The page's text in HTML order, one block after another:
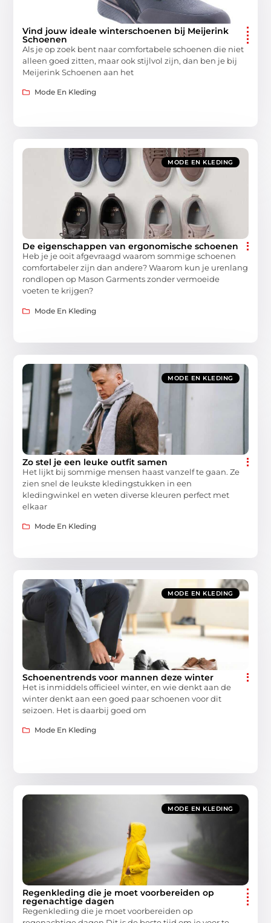
Vind jouw ideale winterschoenen bij Meijerink
Schoenen
Als je op zoek bent naar comfortabele schoenen die niet
alleen goed zitten, maar ook stijlvol zijn, dan ben je bij
Meijerink Schoenen aan het
Mode En Kleding
MODE EN KLEDING
De eigenschappen van ergonomische schoenen
Heb je je ooit afgevraagd waarom sommige schoenen
comfortabeler zijn dan andere? Waarom kun je urenlang
rondlopen op Mason Garments zonder vermoeide
voeten te krijgen?
Mode En Kleding
MODE EN KLEDING
Zo stel je een leuke outfit samen
Het lijkt bij sommige mensen haast vanzelf te gaan. Ze
zien snel de leukste kledingstukken in een
kledingwinkel en weten diverse kleuren perfect met
elkaar
Mode En Kleding
MODE EN KLEDING
Schoenentrends voor mannen deze winter
Het is inmiddels officieel winter, en wie denkt aan de
winter denkt aan een goed paar schoenen voor dit
seizoen. Het is daarbij goed om
Mode En Kleding
MODE EN KLEDING
Regenkleding die je moet voorbereiden op
regenachtige dagen
Regenkleding die je moet voorbereiden op